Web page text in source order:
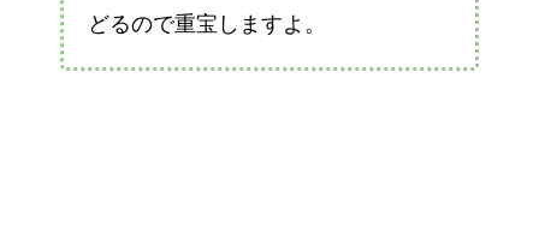
どるので重宝しますよ。